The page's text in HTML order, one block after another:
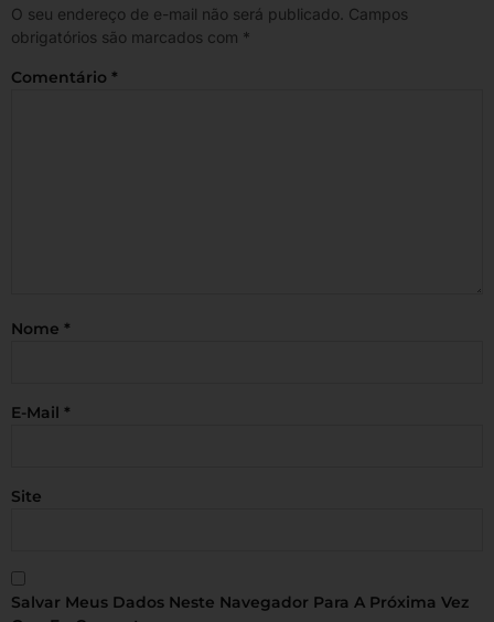
O seu endereço de e-mail não será publicado. Campos
obrigatórios são marcados com *
Comentário *
Nome *
E-Mail *
Site
Salvar Meus Dados Neste Navegador Para A Próxima Vez